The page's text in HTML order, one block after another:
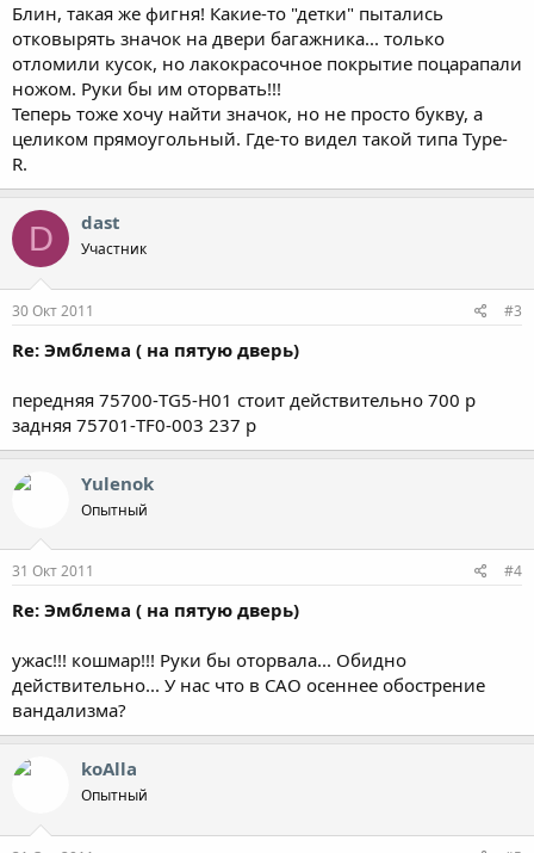
Блин, такая же фигня! Какие-то "детки" пытались
отковырять значок на двери багажника... только
отломили кусок, но лакокрасочное покрытие поцарапали
ножом. Руки бы им оторвать!!!
Теперь тоже хочу найти значок, но не просто букву, а
целиком прямоугольный. Где-то видел такой типа Type-
R.
D dast
Участник
30 Окт 2011 #3
Re: Эмблема ( на пятую дверь)
передняя 75700-TG5-H01 стоит действительно 700 р
задняя 75701-TF0-003 237 р
Yulenok
Опытный
31 Окт 2011 #4
Re: Эмблема ( на пятую дверь)
ужас!!! кошмар!!! Руки бы оторвала... Обидно
действительно... У нас что в САО осеннее обострение
вандализма?
koAlla
Опытный